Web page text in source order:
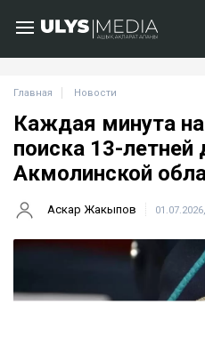
Главная Новости
Каждая минута на
поиска 13-летней
Акмолинской
Аскар Жакыпов